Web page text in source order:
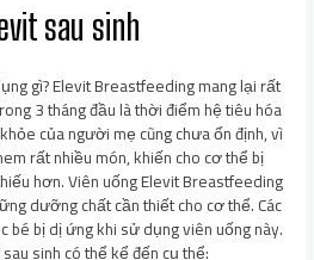
sau sinh
gì? Elevit Breastfeeding mang lại rất
3 tháng đầu là thời điểm hệ tiêu hóa
của người mẹ cũng chưa ổn định, vì
rất nhiều món, khiến cho cơ thể bị
hơn. Viên uống Elevit Breastfeeding
dưỡng chất cần thiết cho cơ thể. Các
bé bị dị ứng khi sử dụng viên uống này.
sinh có thể kể đến cụ thể: